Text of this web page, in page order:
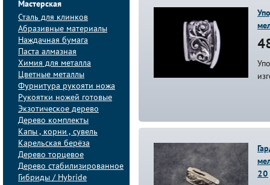
Мастерская
Сталь для клинков
Абразивные материалы
Наждачная бумага
Паста алмазная
Химия для металла
Цветные металлы
Фурнитура рукояти ножа
Рукоятки ножей готовые
Экзотическое дерево
Дерево комплекты
Капы , корни , сувель
Карельская берёза
Дерево торцевое
Дерево стабилизированное
Гибриды / Hybride
20